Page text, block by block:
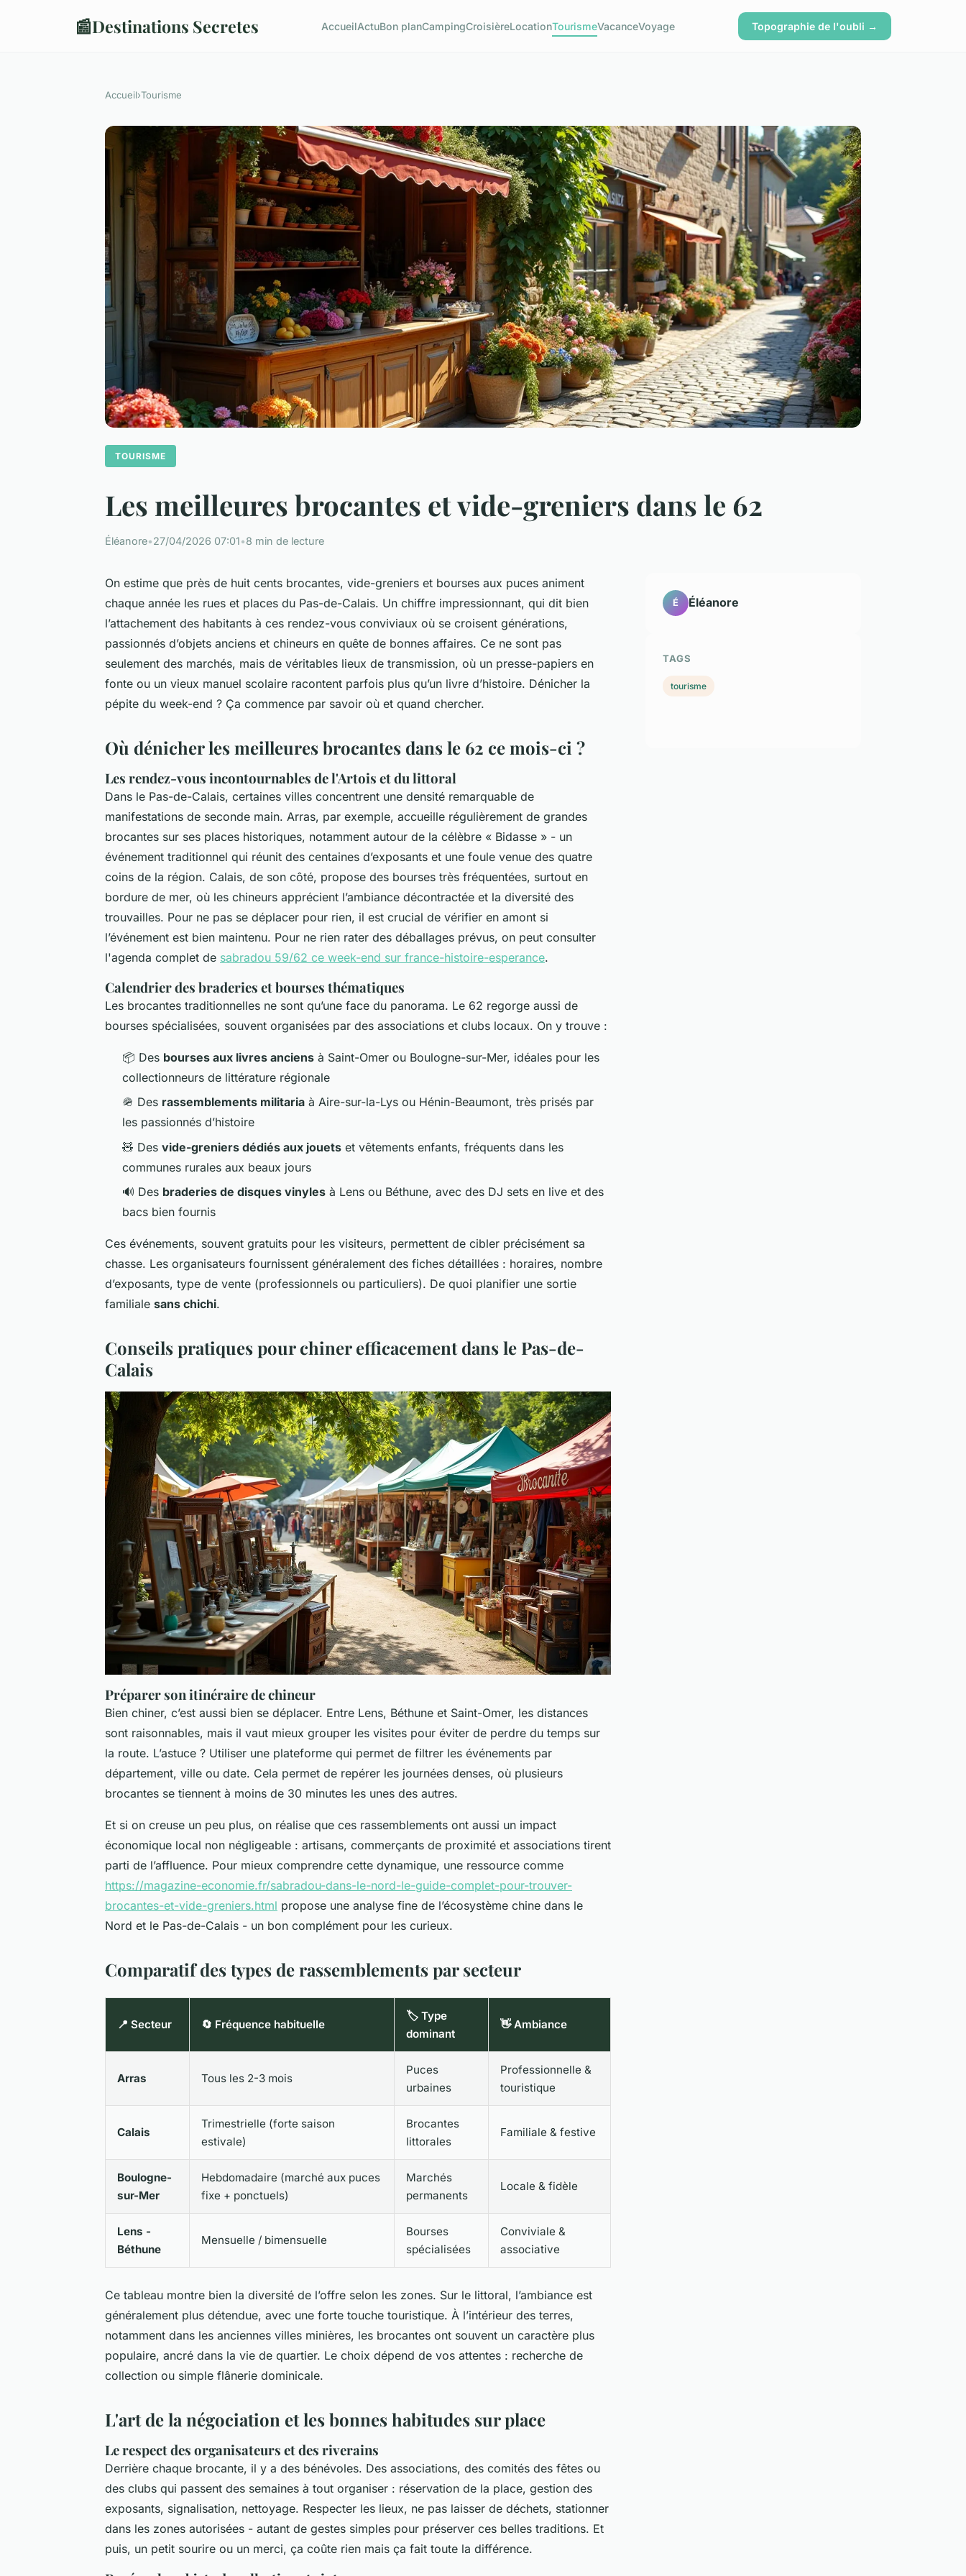
📰Destinations Secretes AccueilActuBon planCampingCroisièreLocationTourismeVacanceVoyage Topographie de l'oubli →
Accueil›Tourisme
TOURISME
Les meilleures brocantes et vide-greniers dans le 62
Éléanore•27/04/2026 07:01•8 min de lecture
On estime que près de huit cents brocantes, vide-greniers et bourses aux puces animent
chaque année les rues et places du Pas-de-Calais. Un chiffre impressionnant, qui dit bien
l’attachement des habitants à ces rendez-vous conviviaux où se croisent générations,
passionnés d’objets anciens et chineurs en quête de bonnes affaires. Ce ne sont pas
seulement des marchés, mais de véritables lieux de transmission, où un presse-papiers en
fonte ou un vieux manuel scolaire racontent parfois plus qu’un livre d’histoire. Dénicher la
pépite du week-end ? Ça commence par savoir où et quand chercher.
Où dénicher les meilleures brocantes dans le 62 ce mois-ci ?
Les rendez-vous incontournables de l'Artois et du littoral
Dans le Pas-de-Calais, certaines villes concentrent une densité remarquable de
manifestations de seconde main. Arras, par exemple, accueille régulièrement de grandes
brocantes sur ses places historiques, notamment autour de la célèbre « Bidasse » - un
événement traditionnel qui réunit des centaines d’exposants et une foule venue des quatre
coins de la région. Calais, de son côté, propose des bourses très fréquentées, surtout en
bordure de mer, où les chineurs apprécient l’ambiance décontractée et la diversité des
trouvailles. Pour ne pas se déplacer pour rien, il est crucial de vérifier en amont si
l’événement est bien maintenu. Pour ne rien rater des déballages prévus, on peut consulter
l'agenda complet de sabradou 59/62 ce week-end sur france-histoire-esperance.
Calendrier des braderies et bourses thématiques
Les brocantes traditionnelles ne sont qu’une face du panorama. Le 62 regorge aussi de
bourses spécialisées, souvent organisées par des associations et clubs locaux. On y trouve :
📦 Des bourses aux livres anciens à Saint-Omer ou Boulogne-sur-Mer, idéales pour les
collectionneurs de littérature régionale
🪖 Des rassemblements militaria à Aire-sur-la-Lys ou Hénin-Beaumont, très prisés par
les passionnés d’histoire
🧸 Des vide-greniers dédiés aux jouets et vêtements enfants, fréquents dans les
communes rurales aux beaux jours
🔊 Des braderies de disques vinyles à Lens ou Béthune, avec des DJ sets en live et des
bacs bien fournis
Ces événements, souvent gratuits pour les visiteurs, permettent de cibler précisément sa
chasse. Les organisateurs fournissent généralement des fiches détaillées : horaires, nombre
d’exposants, type de vente (professionnels ou particuliers). De quoi planifier une sortie
familiale sans chichi.
Conseils pratiques pour chiner efficacement dans le Pas-de-
Calais
Préparer son itinéraire de chineur
Bien chiner, c’est aussi bien se déplacer. Entre Lens, Béthune et Saint-Omer, les distances
sont raisonnables, mais il vaut mieux grouper les visites pour éviter de perdre du temps sur
la route. L’astuce ? Utiliser une plateforme qui permet de filtrer les événements par
département, ville ou date. Cela permet de repérer les journées denses, où plusieurs
brocantes se tiennent à moins de 30 minutes les unes des autres.
Et si on creuse un peu plus, on réalise que ces rassemblements ont aussi un impact
économique local non négligeable : artisans, commerçants de proximité et associations tirent
parti de l’affluence. Pour mieux comprendre cette dynamique, une ressource comme
https://magazine-economie.fr/sabradou-dans-le-nord-le-guide-complet-pour-trouver-
brocantes-et-vide-greniers.html propose une analyse fine de l’écosystème chine dans le
Nord et le Pas-de-Calais - un bon complément pour les curieux.
Comparatif des types de rassemblements par secteur
📍 Secteur 🔄 Fréquence habituelle
🏷️ Type
dominant
👋 Ambiance
Arras Tous les 2-3 mois
Puces
urbaines
Professionnelle &
touristique
Calais
Trimestrielle (forte saison
estivale)
Brocantes
littorales
Familiale & festive
Boulogne-
sur-Mer
Hebdomadaire (marché aux puces
fixe + ponctuels)
Marchés
permanents
Locale & fidèle
Lens -
Béthune
Mensuelle / bimensuelle
Bourses
spécialisées
Conviviale &
associative
Ce tableau montre bien la diversité de l’offre selon les zones. Sur le littoral, l’ambiance est
généralement plus détendue, avec une forte touche touristique. À l’intérieur des terres,
notamment dans les anciennes villes minières, les brocantes ont souvent un caractère plus
populaire, ancré dans la vie de quartier. Le choix dépend de vos attentes : recherche de
collection ou simple flânerie dominicale.
L'art de la négociation et les bonnes habitudes sur place
Le respect des organisateurs et des riverains
Derrière chaque brocante, il y a des bénévoles. Des associations, des comités des fêtes ou
des clubs qui passent des semaines à tout organiser : réservation de la place, gestion des
exposants, signalisation, nettoyage. Respecter les lieux, ne pas laisser de déchets, stationner
dans les zones autorisées - autant de gestes simples pour préserver ces belles traditions. Et
puis, un petit sourire ou un merci, ça coûte rien mais ça fait toute la différence.
É Éléanore
TAGS
tourisme